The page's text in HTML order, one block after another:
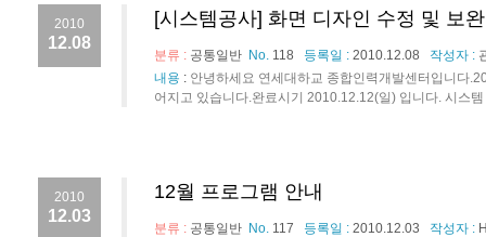
2010
12.08
[시스템공사] 화면 디자인 수정 및 보
분류 : 공통일반 No. 118 등록일 : 2010.12.08 작성자 :
내용 : 안녕하세요 연세대하교 종합인력개발센터입니다
어지고 있습니다.완료시기 2010.12.12(일) 입니다. 시스
2010
12.03
12월 프로그램 안내
분류 : 공통일반 No. 117 등록일 : 2010.12.03 작성자 :